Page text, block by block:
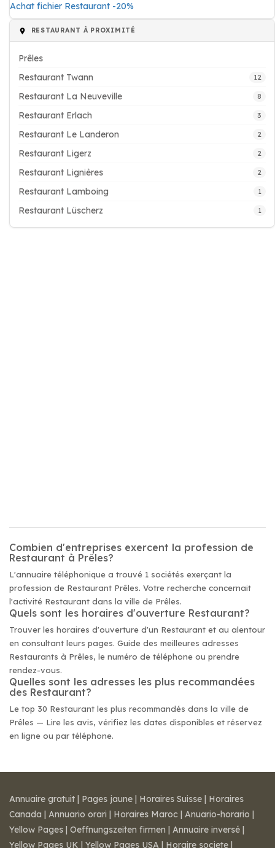
Achat fichier Restaurant -20%
RESTAURANT À PROXIMITÉ
Prêles
Restaurant Twann
12
Restaurant La Neuveville 8
Restaurant Erlach 3
Restaurant Le Landeron 2
Restaurant Ligerz 2
Restaurant Lignières 2
Restaurant Lamboing 1
Restaurant Lüscherz 1
Combien d'entreprises exercent la profession de
Restaurant à Prêles?
L'annuaire téléphonique a trouvé 1 sociétés exerçant la
profession de Restaurant Prêles. Votre recherche concernait
l'activité Restaurant dans la ville de Prêles.
Quels sont les horaires d'ouverture Restaurant?
Trouver les horaires d'ouverture d'un Restaurant et au alentour
en consultant leurs pages. Guide des meilleures adresses
Restaurants à Prêles, le numéro de téléphone ou prendre
rendez-vous.
Quelles sont les adresses les plus recommandées
des Restaurant?
Le top 30 Restaurant les plus recommandés dans la ville de
Prêles — Lire les avis, vérifiez les dates disponibles et réservez
en ligne ou par téléphone.
Annuaire gratuit | Pages jaune | Horaires Suisse | Horaires
Canada | Annuario orari | Horaires Maroc | Anuario-horario |
Yellow Pages | Oeffnungszeiten firmen | Annuaire inversé |
Yellow Pages UK | Yellow Pages USA | Horaire societe |